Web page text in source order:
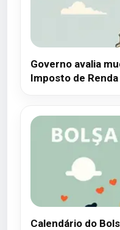
Governo avalia
Imposto de
Calendário do